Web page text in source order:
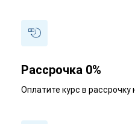
Рассрочка 0%
Оплатите курс в рассрочку